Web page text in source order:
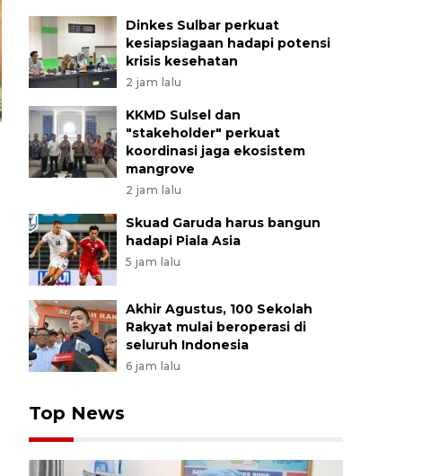
Dinkes Sulbar perkuat
kesiapsiagaan hadapi potensi
krisis kesehatan
2 jam lalu
KKMD Sulsel dan
"stakeholder" perkuat
koordinasi jaga ekosistem
mangrove
2 jam lalu
Skuad Garuda harus bangun
hadapi Piala Asia
5 jam lalu
Akhir Agustus, 100 Sekolah
Rakyat mulai beroperasi di
seluruh Indonesia
6 jam lalu
Top News